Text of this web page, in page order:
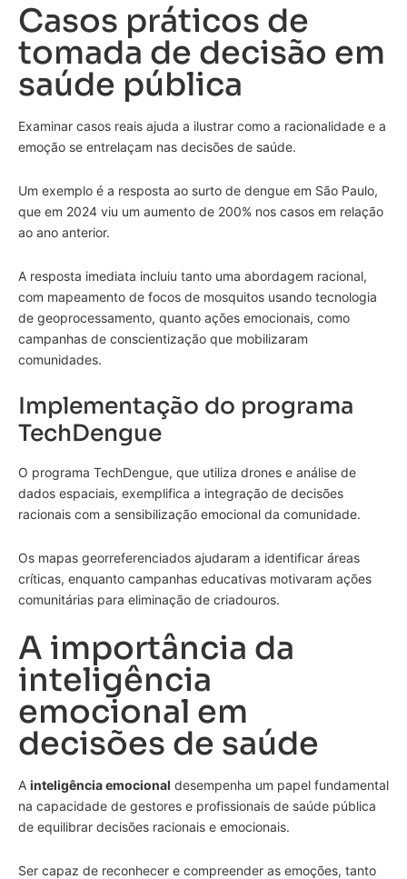
Casos práticos de
tomada de decisão em
saúde pública
Examinar casos reais ajuda a ilustrar como a racionalidade e a
emoção se entrelaçam nas decisões de saúde.
Um exemplo é a resposta ao surto de dengue em São Paulo,
que em 2024 viu um aumento de 200% nos casos em relação
ao ano anterior.
A resposta imediata incluiu tanto uma abordagem racional,
com mapeamento de focos de mosquitos usando tecnologia
de geoprocessamento, quanto ações emocionais, como
campanhas de conscientização que mobilizaram
comunidades.
Implementação do programa
TechDengue
O programa TechDengue, que utiliza drones e análise de
dados espaciais, exemplifica a integração de decisões
racionais com a sensibilização emocional da comunidade.
Os mapas georreferenciados ajudaram a identificar áreas
críticas, enquanto campanhas educativas motivaram ações
comunitárias para eliminação de criadouros.
A importância da
inteligência
emocional em
decisões de saúde
A inteligência emocional desempenha um papel fundamental
na capacidade de gestores e profissionais de saúde pública
de equilibrar decisões racionais e emocionais.
Ser capaz de reconhecer e compreender as emoções, tanto